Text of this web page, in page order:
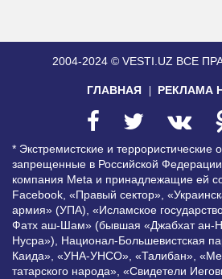
2004-2024 © VESTI.UZ ВСЕ
ГЛАВНАЯ РЕКЛАМА
* Экстремистские и террористические
запрещенные в Российской
компания Meta и принадлежащие ей
Facebook, «Правый сектор»,
армия» (УПА), «Исламское
Фатх аш-Шам» (бывшая «Джабхат ан-
Нусра»), Национал-Большевистская
Каида», «УНА-УНСО», «Талибан»,
татарского народа», «Свидетели